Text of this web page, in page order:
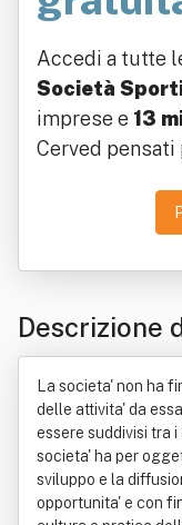
Accedi a tutte
Società
imprese e 13
Cerved pensati
Descrizione
ortiva
a' Li Mitata
La societa' non ha
delle attivita' da
essere suddivisi tra
societa' ha per
sviluppo e la
opportunita' e con